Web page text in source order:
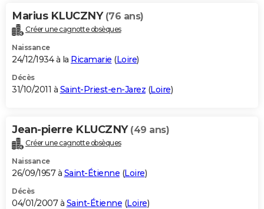
Marius KLUCZNY (76 ans)
Créer une cagnotte obsèques
Naissance
24/12/1934 à la Ricamarie (Loire)
Décès
31/10/2011 à Saint-Priest-en-Jarez (Loire)
Jean-pierre KLUCZNY (49 ans)
Créer une cagnotte obsèques
Naissance
26/09/1957 à Saint-Étienne (Loire)
Décès
04/01/2007 à Saint-Étienne (Loire)